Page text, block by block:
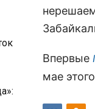
Впервые
мае